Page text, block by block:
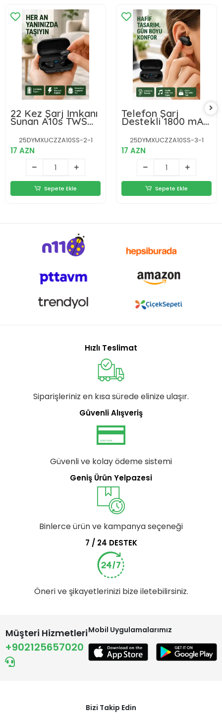
22 Kez Şarj İmkanı
Sunan A10s TWS
Bluetooth Stereo
Kulaklık Yeni Nesil
25DYMXUCZZA10SS-2-1
17 AZN
Sepete Ekle
Telefon Şarj
Destekli 1800 mAh
A10s TWS
Kablosuz Kulak İçi
Kulaklık Yeni Nesil
25DYMXUCZZA10SS-3-1
17 AZN
Sepete Ekle
Hızlı Teslimat
Siparişleriniz en kısa sürede elinize ulaşır.
Güvenli Alışveriş
Güvenli ve kolay ödeme sistemi
Geniş Ürün Yelpazesi
Binlerce ürün ve kampanya seçeneği
7 / 24 DESTEK
Öneri ve şikayetlerinizi bize iletebilirsiniz.
Müşteri Hizmetleri
+902125657020
Mobil Uygulamalarımız
Bizi Takip Edin